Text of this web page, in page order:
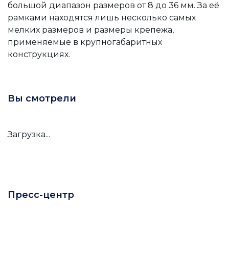
большой диапазон размеров от 8 до 36 мм. За её
рамками находятся лишь несколько самых
мелких размеров и размеры крепежа,
применяемые в крупногабаритных
конструкциях.
Вы смотрели
Загрузка...
Пресс-центр